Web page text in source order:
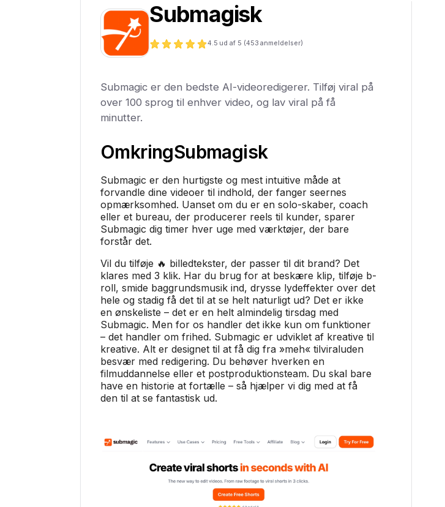
Submagisk
4.5 ud af 5 (453 anmeldelser)
Submagic er den bedste AI-videoredigerer. Tilføj viral på
over 100 sprog til enhver video, og lav viral på få
minutter.
OmkringSubmagisk
Submagic er den hurtigste og mest intuitive måde at
forvandle dine videoer til indhold, der fanger seernes
opmærksomhed. Uanset om du er en solo-skaber, coach
eller et bureau, der producerer reels til kunder, sparer
Submagic dig timer hver uge med værktøjer, der bare
forstår det.
Vil du tilføje 🔥 billedtekster, der passer til dit brand? Det
klares med 3 klik. Har du brug for at beskære klip, tilføje b-
roll, smide baggrundsmusik ind, drysse lydeffekter over det
hele og stadig få det til at se helt naturligt ud? Det er ikke
en ønskeliste – det er en helt almindelig tirsdag med
Submagic. Men for os handler det ikke kun om funktioner
– det handler om frihed. Submagic er udviklet af kreative til
kreative. Alt er designet til at få dig fra »meh« tilviraluden
besvær med redigering. Du behøver hverken en
filmuddannelse eller et postproduktionsteam. Du skal bare
have en historie at fortælle – så hjælper vi dig med at få
den til at se fantastisk ud.